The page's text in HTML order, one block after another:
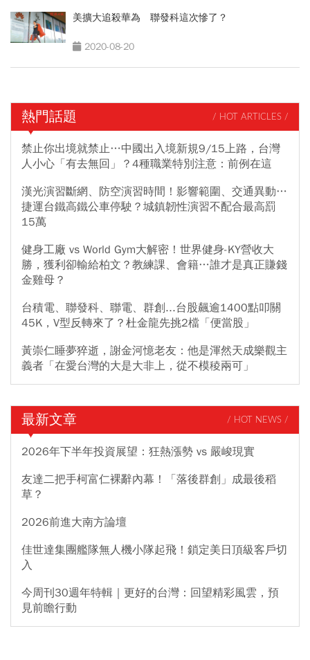
美擴大追殺華為 聯發科這次慘了？
2020-08-20
熱門話題 / HOT ARTICLES /
禁止你出境就禁止…中國出入境新規9/15上路，台灣
人小心「有去無回」？4種職業特別注意：前例在這
漢光演習斷網、防空演習時間！影響範圍、交通異動…
捷運台鐵高鐵公車停駛？城鎮韌性演習不配合最高罰
15萬
健身工廠 vs World Gym大解密！世界健身-KY營收大
勝，獲利卻輸給柏文？教練課、會籍…誰才是真正賺錢
金雞母？
台積電、聯發科、聯電、群創...台股飆逾1400點叩關
45K，V型反轉來了？杜金龍先挑2檔「便當股」
黃崇仁睡夢猝逝，謝金河憶老友：他是渾然天成樂觀主
義者「在愛台灣的大是大非上，從不模稜兩可」
最新文章 / HOT NEWS /
2026年下半年投資展望：狂熱漲勢 vs 嚴峻現實
友達二把手柯富仁裸辭內幕！「落後群創」成最後稻
草？
2026前進大南方論壇
佳世達集團艦隊無人機小隊起飛！鎖定美日頂級客戶切
入
今周刊30週年特輯｜更好的台灣：回望精彩風雲，預
見前瞻行動